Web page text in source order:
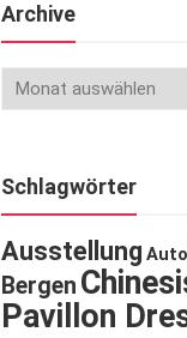
Archive
Schlagwörter
Ausstellung
Bergen
Pavillon